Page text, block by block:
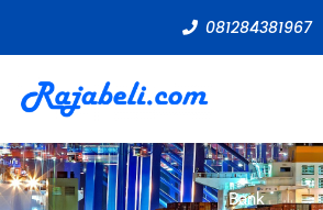
081284381967
Bank